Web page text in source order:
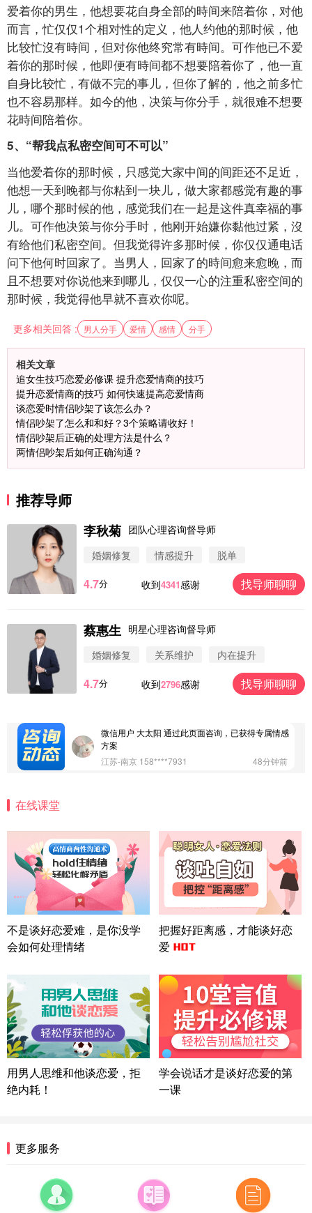
爱着你的男生，他想要花自身全部的時间来陪着你，对他
而言，忙仅仅1个相对性的定义，他人约他的那时候，他
比较忙沒有時间，但对你他终究常有時间。可作他已不爱
着你的那时候，他即便有時间都不想要陪着你了，他一直
自身比较忙，有做不完的事儿，但你了解的，他之前多忙
也不容易那样。如今的他，决策与你分手，就很难不想要
花時间陪着你。
5、“帮我点私密空间可不可以”
当他爱着你的那时候，只感觉大家中间的间距还不足近，
他想一天到晚都与你粘到一块儿，做大家都感觉有趣的事
儿，哪个那时候的他，感觉我们在一起是这件真幸福的事
儿。可作他决策与你分手时，他刚开始嫌你黏他过紧，沒
有给他们私密空间。但我觉得许多那时候，你仅仅通电话
问下他何时回家了。当男人，回家了的時间愈来愈晚，而
且不想要对你说他来到哪儿，仅仅一心的注重私密空间的
那时候，我觉得他早就不喜欢你呢。
更多相关回答 : 男人分手 爱情 感情 分手
相关文章
追女生技巧恋爱必修课 提升恋爱情商的技巧
提升恋爱情商的技巧 如何快速提高恋爱情商
谈恋爱时情侣吵架了该怎么办？
情侣吵架了怎么和和好？3个策略请收好！
情侣吵架后正确的处理方法是什么？
两情侣吵架后如何正确沟通？
推荐导师
李秋菊 团队心理咨询督导师
婚姻修复
情感提升 脱单
4.7分 收到4341感谢 找导师聊聊
蔡惠生 明星心理咨询督导师
婚姻修复
关系维护 内在提升
4.7分 收到2796感谢 找导师聊聊
微信用户 圆圈 通过此页面咨询，已获得专属情感方
案
微信用户 Vnno 通过此页面咨询，已获得专属情感方
微信用户 大太阳 通过此页面咨询，已获得专属情感
方案
江苏-南京 158****7931
48分钟前
情感方案
北京-朝阳 151****3189
22分钟前
微信用户 巧?媚儿 通过此页面咨询，已获得专属情感
方案
上海-浦东 177****9074
56分钟前
微信用户 Liberty 通过此页面咨询，已获得专属情感
方案
广东-广州 188****5632
湖北-武汉 135****7410
41分钟前
微信用户 困困魚? 通过此页面咨询，已获得专属情感
方案
陕西-西安 139****6283
3分钟前
情感方案
浙江-宁波 150****8921
福建-厦门 159****4462
53分钟前
微信用户 凌乱小羊 通过此页面咨询，已获得专属情
在线课堂
不是谈好恋爱难，是你没学
会如何处理情绪
把握好距离感，才能谈好恋
爱
用男人思维和他谈恋爱，拒
绝内耗！
学会说话才是谈好恋爱的第
一课
更多服务